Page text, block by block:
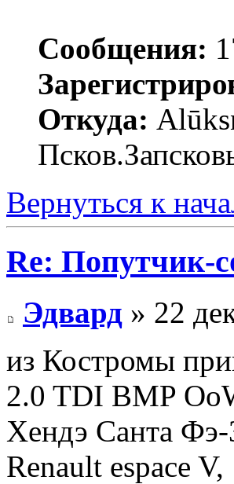
Сообщения:
Откуда:
Вернуться к
Re: Попутчик-
Эдвард » 22
из Костромы
2.0 TDI BMP
Хендэ Санта
Renault espace